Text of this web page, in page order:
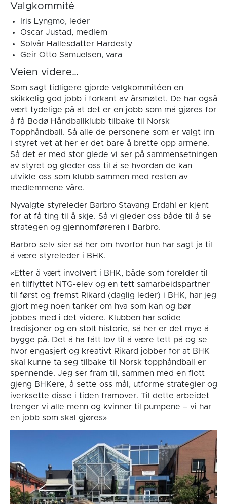
Valgkommité
Iris Lyngmo, leder
Oscar Justad, medlem
Solvår Hallesdatter Hardesty
Geir Otto Samuelsen, vara
Veien videre…
Som sagt tidligere gjorde valgkommitéen en
skikkelig god jobb i forkant av årsmøtet. De har også
vært tydelige på at det er en jobb som må gjøres for
å få Bodø Håndballklubb tilbake til Norsk
Topphåndball. Så alle de personene som er valgt inn
i styret vet at her er det bare å brette opp armene.
Så det er med stor glede vi ser på sammensetningen
av styret og gleder oss til å se hvordan de kan
utvikle oss som klubb sammen med resten av
medlemmene våre.
Nyvalgte styreleder Barbro Stavang Erdahl er kjent
for at få ting til å skje. Så vi gleder oss både til å se
strategen og gjennomføreren i Barbro.
Barbro selv sier så her om hvorfor hun har sagt ja til
å være styreleder i BHK.
«Etter å vært involvert i BHK, både som forelder til
en tilflyttet NTG-elev og en tett samarbeidspartner
til først og fremst Rikard (daglig leder) i BHK, har jeg
gjort meg noen tanker om hva som kan og bør
jobbes med i det videre. Klubben har solide
tradisjoner og en stolt historie, så her er det mye å
bygge på. Det å ha fått lov til å være tett på og se
hvor engasjert og kreativt Rikard jobber for at BHK
skal kunne ta seg tilbake til Norsk topphåndball er
spennende. Jeg ser fram til, sammen med en flott
gjeng BHKere, å sette oss mål, utforme strategier og
iverksette disse i tiden framover. Til dette arbeidet
trenger vi alle menn og kvinner til pumpene – vi har
en jobb som skal gjøres»